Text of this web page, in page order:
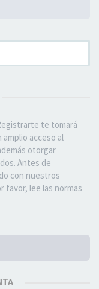
te tomará
acceso al
otorgar
Antes de
con nuestros
favor, lee las normas